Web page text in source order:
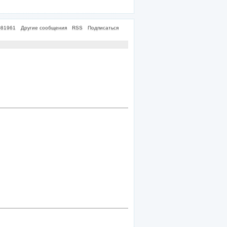
Другие сообщения RSS Подписаться